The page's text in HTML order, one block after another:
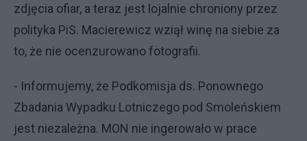
zdjęcia ofiar, a teraz jest lojalnie chroniony przez
polityka PiS. Macierewicz wziął winę na siebie za
to, że nie ocenzurowano fotografii.
- Informujemy, że Podkomisja ds. Ponownego
Zbadania Wypadku Lotniczego pod Smoleńskiem
jest niezależna. MON nie ingerowało w prace